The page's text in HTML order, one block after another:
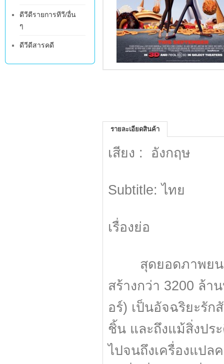
ดีวีดีรายการทีวี/อื่น
ๆ
ดีวีดีสารคดี
รายละเอียดสินค้า
เสียง : อังกฤษ
Subtitle: ไทย
เรื่องย่อ
สุดยอดภาพยนต
สร้างกว่า 3200 ล้า
อร์) เป็นอัจฉริยะรั
ชิ้น และถึงแม้สิ่งปร
ไปจนถึงเครื่องแปล